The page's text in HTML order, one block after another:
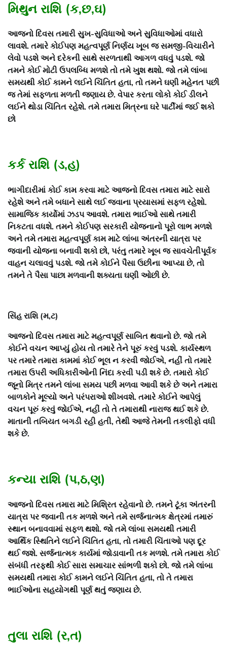
મિથુન રાશિ (ક,છ,ઘ)
આજનો દિવસ તમારી સુખ-સુવિધાઓ અને સુવિધાઓમાં વધારો
લાવશે. તમારે કોઈપણ મહત્વપૂર્ણ નિર્ણય ખૂબ જ સમજી-વિચારીને
લેવો પડશે અને દરેકની સાથે સરળતાથી આગળ વધવું પડશે. જો
તમને કોઈ મોટી ઉપલબ્ધિ મળશે તો તમે ખુશ થશો. જો તમે લાંબા
સમયથી કોઈ કામને લઈને ચિંતિત હતા, તો તમને ઘણી મહેનત પછી
જ તેમાં સફળતા મળતી જણાય છે. વેપાર કરતા લોકો કોઈ ડીલને
લઈને થોડા ચિંતિત રહેશે. તમે તમારા મિત્રના ઘરે પાર્ટીમાં જઈ શકો
છો
કર્ક રાશિ (ડ,હ)
ભાગીદારીમાં કોઈ કામ કરવા માટે આજનો દિવસ તમારા માટે સારો
રહેશે અને તમે બધાને સાથે લઈ જવાના પ્રયાસમાં સફળ રહેશો.
સામાજિક કાર્યોમાં ઝડપ આવશે. તમારા ભાઈઓ સાથે તમારી
નિકટતા વધશે. તમને કોઈપણ સરકારી યોજનાનો પૂરો લાભ મળશે
અને તમે તમારા મહત્વપૂર્ણ કામ માટે લાંબા અંતરની યાત્રા પર
જવાની યોજના બનાવી શકો છો, પરંતુ તમારે ખૂબ જ સાવચેતીપૂર્વક
વાહન ચલાવવું પડશે. જો તમે કોઈને પૈસા ઉછીના આપ્યા છે, તો
તમને તે પૈસા પાછા મળવાની શક્યતા ઘણી ઓછી છે.
સિંહ રાશિ (મ,ટ)
આજનો દિવસ તમારા માટે મહત્વપૂર્ણ સાબિત થવાનો છે. જો તમે
કોઈને વચન આપ્યું હોય તો તમારે તેને પૂરું કરવું પડશે. કાર્યસ્થળ
પર તમારે તમારા કામમાં કોઈ ભૂલ ન કરવી જોઈએ, નહીં તો તમારે
તમારા ઉપરી અધિકારીઓની નિંદા કરવી પડી શકે છે. તમારો કોઈ
જૂનો મિત્ર તમને લાંબા સમય પછી મળવા આવી શકે છે અને તમારા
બાળકોને મૂલ્યો અને પરંપરાઓ શીખવશે. તમારે કોઈને આપેલું
વચન પૂરું કરવું જોઈએ, નહીં તો તે તમારાથી નારાજ થઈ શકે છે.
માતાની તબિયત બગડી રહી હતી, તેથી આજે તેમની તકલીફો વધી
શકે છે.
કન્યા રાશિ (પ,ઠ,ણ)
આજનો દિવસ તમારા માટે મિશ્રિત રહેવાનો છે. તમને ટૂંકા અંતરની
યાત્રા પર જવાની તક મળશે અને તમે સર્જનાત્મક ક્ષેત્રમાં તમારું
સ્થાન બનાવવામાં સફળ થશો. જો તમે લાંબા સમયથી તમારી
આર્થિક સ્થિતિને લઈને ચિંતિત હતા, તો તમારી ચિંતાઓ પણ દૂર
થઈ જશે. સર્જનાત્મક કાર્યમાં જોડાવાની તક મળશે. તમે તમારા કોઈ
સંબંધી તરફથી કોઈ સારા સમાચાર સાંભળી શકો છો. જો તમે લાંબા
સમયથી તમારા કોઈ કામને લઈને ચિંતિત હતા, તો તે તમારા
ભાઈઓના સહયોગથી પૂર્ણ થતું જણાય છે.
તુલા રાશિ (ર,ત)